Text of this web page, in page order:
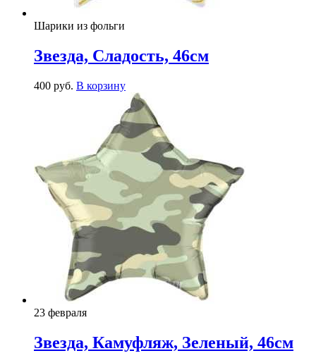
Шарики из фольги
Звезда, Сладость, 46см
400 руб. В корзину
23 февраля
Звезда, Камуфляж, Зеленый, 46см